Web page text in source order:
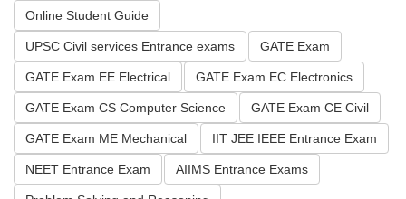
Online Student Guide
UPSC Civil services Entrance exams GATE Exam
GATE Exam EE Electrical GATE Exam EC Electronics
GATE Exam CS Computer Science GATE Exam CE Civil
GATE Exam ME Mechanical IIT JEE IEEE Entrance Exam
NEET Entrance Exam AIIMS Entrance Exams